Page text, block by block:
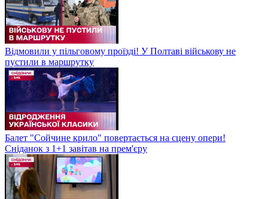
Відмовили у пільговому проїзді! У Полтаві військову не
пустили в маршрутку
Балет "Сойчине крило" повертається на сцену опери!
Сніданок з 1+1 завітав на прем'єру